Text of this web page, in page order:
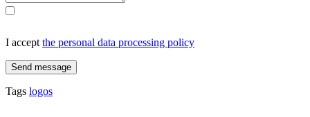
I accept the personal data processing policy
Send message
Tags logos